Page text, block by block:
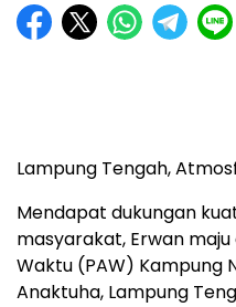
Lampung Tengah,
Mendapat dukungan
masyarakat, Erwan
Waktu (PAW) Kampung
Anaktuha, Lampung